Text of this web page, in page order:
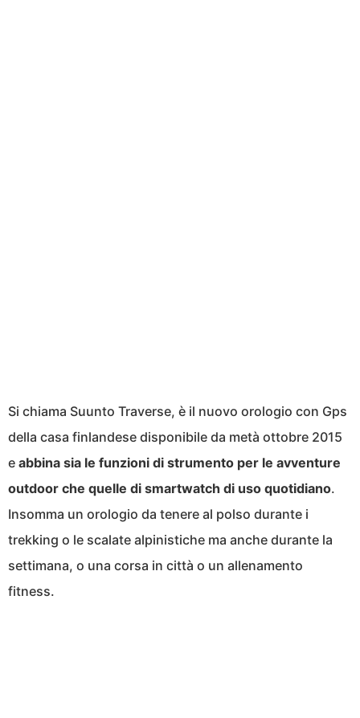
Si chiama Suunto Traverse, è il nuovo orologio con Gps
della casa finlandese disponibile da metà ottobre 2015
e abbina sia le funzioni di strumento per le avventure
outdoor che quelle di smartwatch di uso quotidiano.
Insomma un orologio da tenere al polso durante i
trekking o le scalate alpinistiche ma anche durante la
settimana, o una corsa in città o un allenamento
fitness.